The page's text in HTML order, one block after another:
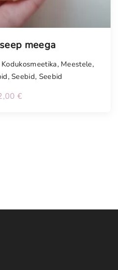
meega
Kodukosmeetika, Meestele,
,Seebid, Seebid
€